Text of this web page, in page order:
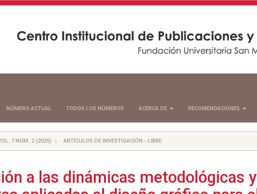
NÚMERO ACTUAL TODOS LOS NÚMEROS ACERCA DE RECOMENDACIONES
7 NÚM. 2 (2025) ARTÍCULOS DE INVESTIGACIÓN - LIBRE
a las dinámicas metodológicas y